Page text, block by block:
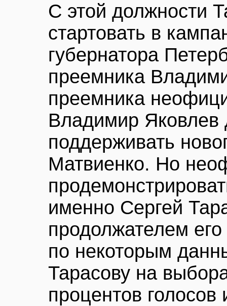
С этой должности
стартовать в
губернатора
преемника
преемника
Владимир Яковлев
поддерживать
Матвиенко. Но
именно Сергей
продолжателем
по некоторым
Тарасову на
процентов голосов